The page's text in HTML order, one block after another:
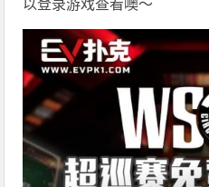
以登录游戏查看噢～